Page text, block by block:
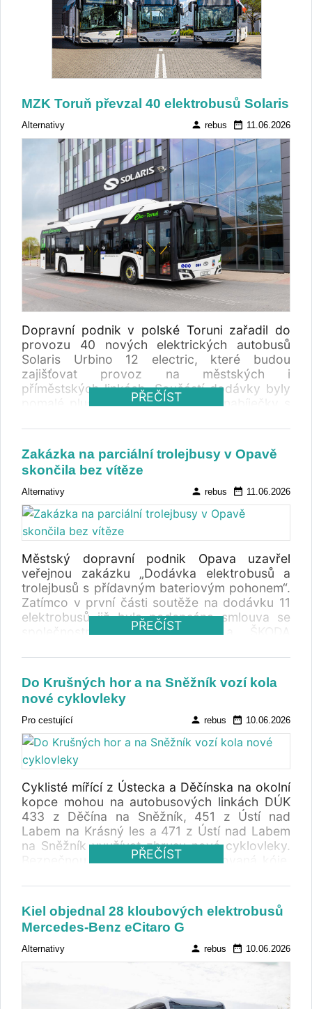
MZK Toruň převzal 40 elektrobusů Solaris
Alternativy person rebus date_range 11.06.2026
Dopravní podnik v polské Toruni zařadil do
provozu 40 nových elektrických autobusů
Solaris Urbino 12 electric, které budou
zajišťovat provoz na městských i
příměstských linkách. Součástí dodávky byly
pomalé plug-in nabíječky a rychlonabíječky s
i na vybraných konečných zastávkách ve
městě.
PŘEČÍST
Zakázka na parciální trolejbusy v Opavě
skončila bez vítěze
Alternativy person rebus date_range 11.06.2026
Městský dopravní podnik Opava uzavřel
veřejnou zakázku „Dodávka elektrobusů a
trolejbusů s přídavným bateriovým pohonem“.
Zatímco v první části soutěže na dodávku 11
elektrobusů již byla podepsána smlouva se
společnostmi SOR Libchavy a ŠKODA
trolejbusů byla zrušena.
PŘEČÍST
Do Krušných hor a na Sněžník vozí kola
nové cyklovleky
Pro cestující person rebus date_range 10.06.2026
Cyklisté mířící z Ústecka a Děčínska na okolní
kopce mohou na autobusových linkách DÚK
433 z Děčína na Sněžník, 451 z Ústí nad
Labem na Krásný les a 471 z Ústí nad Labem
na Sněžník využívat zbrusu nové cyklovleky.
Bezpečnou přepravu zajistí polstrovaná kóje.
PŘEČÍST
Kiel objednal 28 kloubových elektrobusů
Mercedes-Benz eCitaro G
Alternativy person rebus date_range 10.06.2026